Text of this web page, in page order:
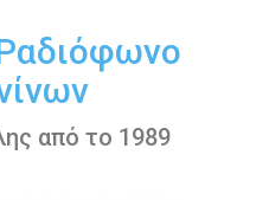
από το 1989